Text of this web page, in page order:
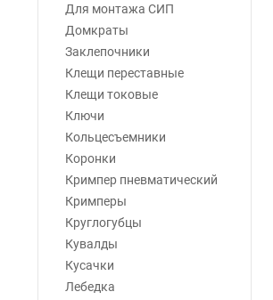
Для монтажа СИП
Домкраты
Заклепочники
Клещи переставные
Клещи токовые
Ключи
Кольцесъемники
Коронки
Кримпер пневматический
Кримперы
Круглогубцы
Кувалды
Кусачки
Лебедка